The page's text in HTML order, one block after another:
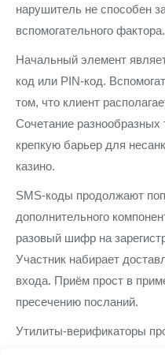
нарушитель не способен
вспомогательного фактора.
Начальный элемент
код или PIN-код.
том, что клиент
Сочетание разнообразных
крепкую барьер для
казино.
SMS-коды продолжают
дополнительного
разовый шифр на
Участник набирает
входа. Приём прост в
пресечению посланий.
Утилиты-верификаторы